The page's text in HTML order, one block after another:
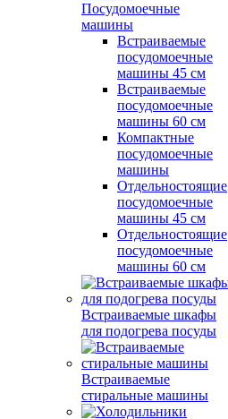
Посудомоечные
машины
Встраиваемые
посудомоечные
машины 45 см
Встраиваемые
посудомоечные
машины 60 см
Компактные
посудомоечные
машины
Отдельностоящие
посудомоечные
машины 45 см
Отдельностоящие
посудомоечные
машины 60 см
Встраиваемые шкафы
для подогрева посуды
Встраиваемые
стиральные машины